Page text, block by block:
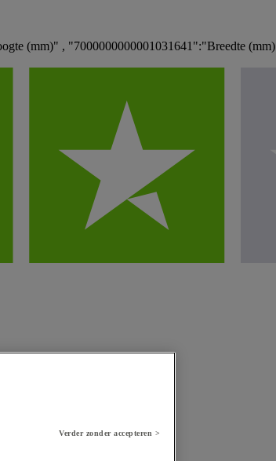
(mm)" , "7000000000001031641":"Breedte
Verder zonder accepteren >